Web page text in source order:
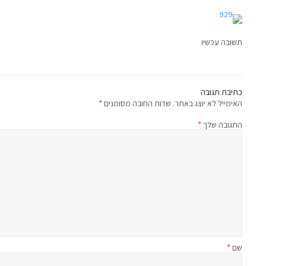
תשובה עכשיו
כתיבת תגובה
האימייל לא יוצג באתר. שדות החובה מסומנים*
התגובה שלך*
שם*